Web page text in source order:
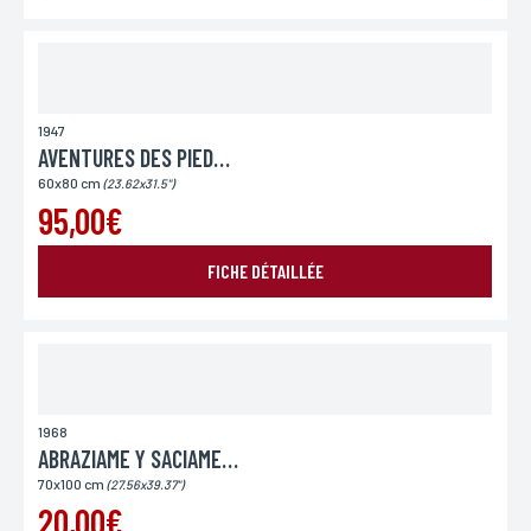
*Champs obligatoires
Conformément à la loi «informatique et Libertés» du 06,01,1978 modifié en 2004, vous pouvez
pour des motifs légitimes, au traitement informatiques de vos coordonnées, bénéficiez d’un
L’Incartade - 51 rue Basse, 59800 Lille.
1947
AVENTURES DES PIEDS NICKELES
60x80 cm (23.62x31.5")
95,00€
FICHE DÉTAILLÉE
1968
ABRAZIAME Y SACIAME DE BESOS
70x100 cm (27.56x39.37")
20,00€